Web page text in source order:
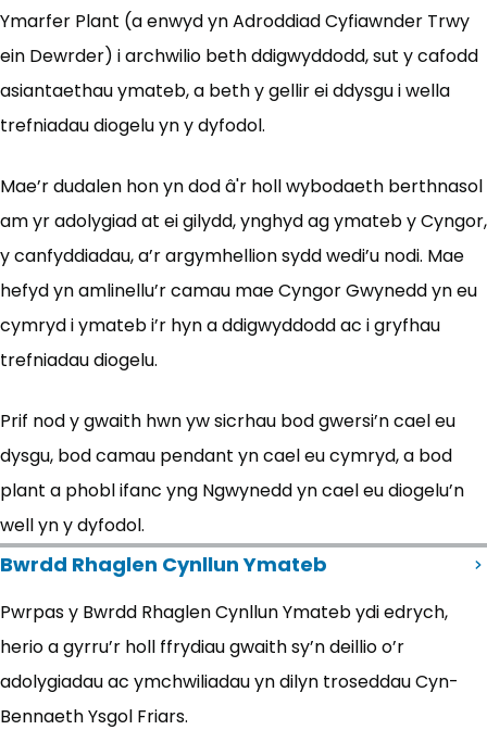
Ymarfer Plant (a enwyd yn Adroddiad Cyfiawnder Trwy
ein Dewrder) i archwilio beth ddigwyddodd, sut y cafodd
asiantaethau ymateb, a beth y gellir ei ddysgu i wella
trefniadau diogelu yn y dyfodol.
Mae’r dudalen hon yn dod â'r holl wybodaeth berthnasol
am yr adolygiad at ei gilydd, ynghyd ag ymateb y Cyngor,
y canfyddiadau, a’r argymhellion sydd wedi’u nodi. Mae
hefyd yn amlinellu’r camau mae Cyngor Gwynedd yn eu
cymryd i ymateb i’r hyn a ddigwyddodd ac i gryfhau
trefniadau diogelu.
Prif nod y gwaith hwn yw sicrhau bod gwersi’n cael eu
dysgu, bod camau pendant yn cael eu cymryd, a bod
plant a phobl ifanc yng Ngwynedd yn cael eu diogelu’n
well yn y dyfodol.
Bwrdd Rhaglen Cynllun Ymateb
Pwrpas y Bwrdd Rhaglen Cynllun Ymateb ydi edrych,
herio a gyrru’r holl ffrydiau gwaith sy’n deillio o’r
adolygiadau ac ymchwiliadau yn dilyn troseddau Cyn-
Bennaeth Ysgol Friars.